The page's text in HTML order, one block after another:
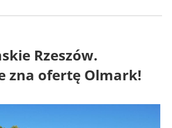
Rzeszów.
zna ofertę Olmark!